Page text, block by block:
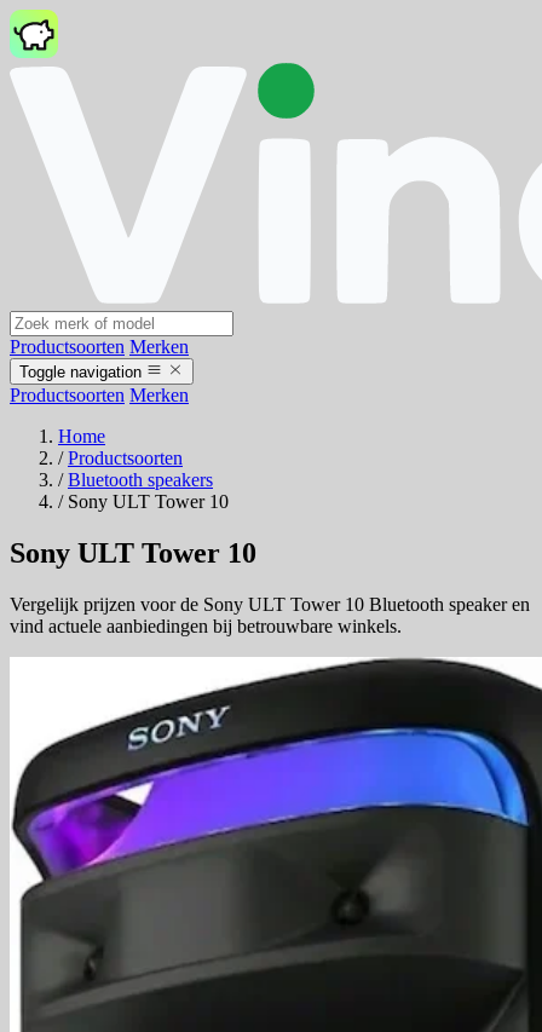
Productsoorten Merken
Toggle navigation
Productsoorten Merken
Home
/ Productsoorten
/ Bluetooth speakers
/ Sony ULT Tower 10
Sony ULT Tower 10
Vergelijk prijzen voor de Sony ULT Tower 10 Bluetooth speaker en
vind actuele aanbiedingen bij betrouwbare winkels.